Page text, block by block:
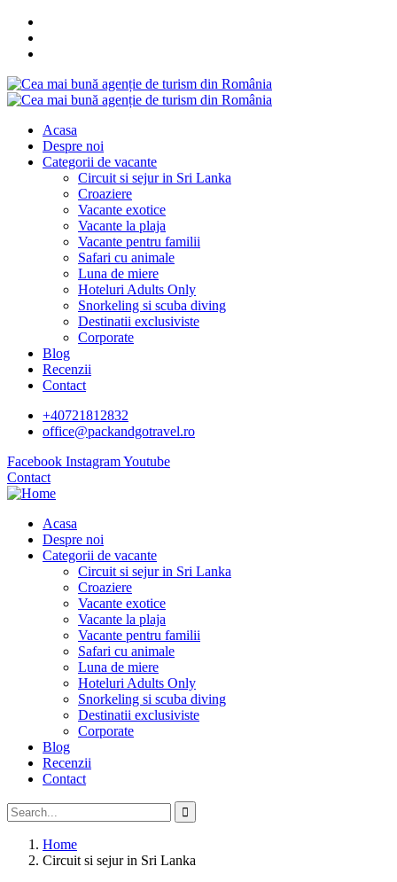
Acasa
Despre noi
Categorii de vacante
Circuit si sejur in Sri Lanka
Croaziere
Vacante exotice
Vacante la plaja
Vacante pentru familii
Safari cu animale
Luna de miere
Hoteluri Adults Only
Snorkeling si scuba diving
Destinatii exclusiviste
Corporate
Blog
Recenzii
Contact
+40721812832
office@packandgotravel.ro
Facebook InstagramYoutube
Contact
Acasa
Despre noi
Categorii de vacante
Circuit si sejur in Sri Lanka
Croaziere
Vacante exotice
Vacante la plaja
Vacante pentru familii
Safari cu animale
Luna de miere
Hoteluri Adults Only
Snorkeling si scuba diving
Destinatii exclusiviste
Corporate
Blog
Recenzii
Contact
Home
Circuit si sejur in Sri Lanka